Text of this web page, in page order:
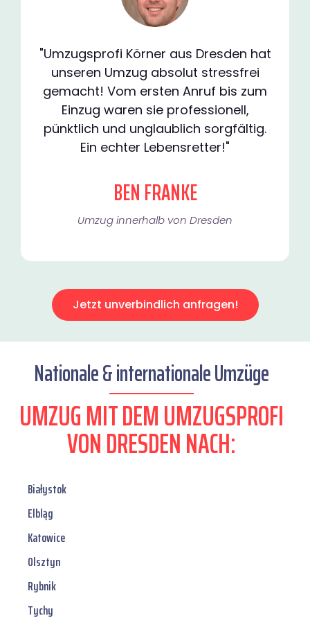
"Umzugsprofi Körner aus Dresden hat
unseren Umzug absolut stressfrei
gemacht! Vom ersten Anruf bis zum
Einzug waren sie professionell,
pünktlich und unglaublich sorgfältig.
Ein echter Lebensretter!"
BEN FRANKE
Umzug innerhalb von Dresden​
Jetzt unverbindlich anfragen!
Nationale & internationale Umzüge
UMZUG MIT DEM UMZUGSPROFI
VON DRESDEN NACH:
Białystok
Elbląg
Katowice
Olsztyn
Rybnik
Tychy